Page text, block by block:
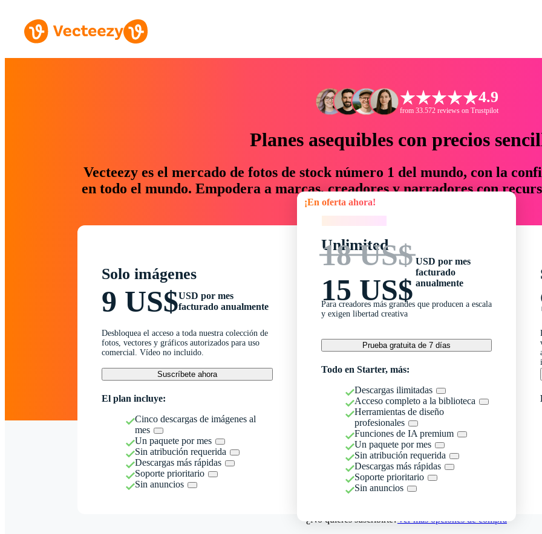
4.9
from 33.572 reviews on Trustpilot
Planes asequibles con precios
Vecteezy es el mercado de fotos de stock número 1 del mundo, con la
en todo el mundo. Empodera a marcas, creadores y narradores con
un 76 % en tiempo y presupuesto.
Solo imágenes
9 US$USD por mes
facturado anualmente
Desbloquea el acceso a toda nuestra colección de
fotos, vectores y gráficos autorizados para uso
comercial. Vídeo no incluido.
Suscríbete ahora
El plan incluye:
Cinco descargas de imágenes al
mes
Un paquete por mes
Sin atribución requerida
Descargas más rápidas
Soporte prioritario
Sin anuncios
¡En oferta ahora!
Unlimited
18 US$
15 US$
USD por mes
facturado
anualmente
Para creadores más grandes que producen a escala
y exigen libertad creativa
Prueba gratuita de 7 días
Todo en Starter, más:
Descargas ilimitadas
Acceso completo a la biblioteca
Herramientas de diseño
profesionales
Funciones de IA premium
Un paquete por mes
Sin atribución requerida
Descargas más rápidas
Soporte prioritario
Sin anuncios
¿No quieres suscribirte?Ver más opciones de compra